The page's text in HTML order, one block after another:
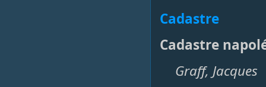
Cadastre
Cadastre
Graff, Jacques